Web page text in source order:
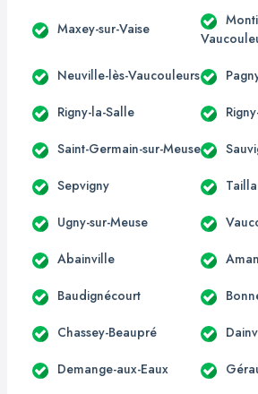
Maxey-sur-Vaise
Neuville-lès-Vaucouleurs
Rigny-la-Salle
Saint-Germain-sur-Meuse
Sepvigny
Ugny-sur-Meuse
Abainville
Baudignécourt
Chassey-Beaupré
Demange-aux-Eaux